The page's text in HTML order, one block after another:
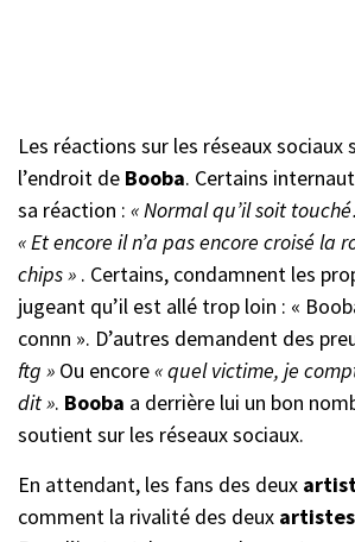
Les réactions sur les réseaux sociaux
l’endroit de Booba. Certains
sa réaction : « Normal qu’il soit
« Et encore il n’a pas encore croisé la
chips » . Certains, condamnent les
jugeant qu’il est allé trop loin : «
connn ». D’autres demandent des
ftg » Ou encore« quel victime, je
dit ». Booba a derrière lui un bon
soutient sur les réseaux sociaux.
En attendant, les fans des deux
comment la rivalité des deux artistes